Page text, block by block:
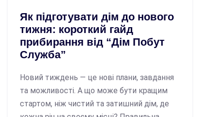
Як підготувати дім до нового
тижня: короткий гайд
прибирання від “Дім Побут
Служба”
Новий тиждень — це нові плани, завдання
та можливості. А що може бути кращим
стартом, ніж чистий та затишний дім, де